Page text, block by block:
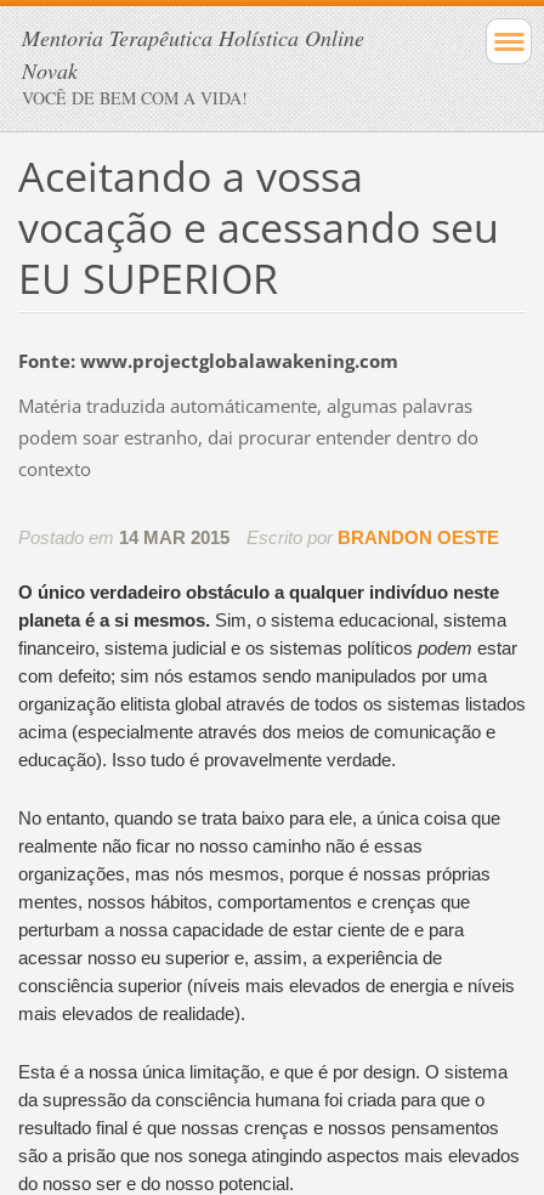
Mentoria Terapêutica Holística Online
Novak
VOCÊ DE BEM COM A VIDA!
Aceitando a vossa
vocação e acessando seu
EU SUPERIOR
Fonte: www.projectglobalawakening.com
Matéria traduzida automáticamente, algumas palavras
podem soar estranho, dai procurar entender dentro do
contexto
Postado em 14 MAR 2015 Escrito por BRANDON OESTE
O único verdadeiro obstáculo a qualquer indivíduo neste
planeta é a si mesmos.Sim, o sistema educacional, sistema
financeiro, sistema judicial e os sistemas políticos podem estar
com defeito; sim nós estamos sendo manipulados por uma
organização elitista global através de todos os sistemas listados
acima (especialmente através dos meios de comunicação e
educação). Isso tudo é provavelmente verdade.
No entanto, quando se trata baixo para ele, a única coisa que
realmente não ficar no nosso caminho não é essas
organizações, mas nós mesmos, porque é nossas próprias
mentes, nossos hábitos, comportamentos e crenças que
perturbam a nossa capacidade de estar ciente de e para
acessar nosso eu superior e, assim, a experiência de
consciência superior (níveis mais elevados de energia e níveis
mais elevados de realidade).
Esta é a nossa única limitação, e que é por design. O sistema
da supressão da consciência humana foi criada para que o
resultado final é que nossas crenças e nossos pensamentos
são a prisão que nos sonega atingindo aspectos mais elevados
do nosso ser e do nosso potencial.